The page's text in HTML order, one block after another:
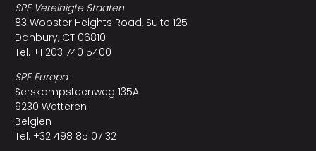
SPE Vereinigte Staaten
83 Wooster Heights Road, Suite 125
Danbury, CT 06810
Tel. +1 203 740 5400
SPE Europa
Serskampsteenweg 135A
9230 Wetteren
Belgien
Tel. +32 498 85 07 32